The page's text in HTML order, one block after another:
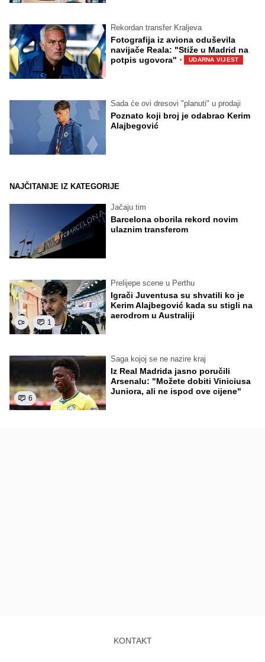
Rekordan transfer Kraljeva
Fotografija iz aviona oduševila
navijače Reala: "Stiže u Madrid na
potpis ugovora" · UDARNA VIJEST
Sada će ovi dresovi "planuti" u prodaji
Poznato koji broj je odabrao Kerim
Alajbegović
NAJČITANIJE IZ KATEGORIJE
Jačaju tim
Barcelona oborila rekord novim
ulaznim transferom
1
Prelijepe scene u Perthu
Igrači Juventusa su shvatili ko je
Kerim Alajbegović kada su stigli na
aerodrom u Australiji
6
Saga kojoj se ne nazire kraj
Iz Real Madrida jasno poručili
Arsenalu: "Možete dobiti Viniciusa
Juniora, ali ne ispod ove cijene"
KONTAKT